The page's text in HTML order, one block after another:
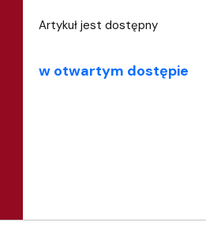
Artykuł jest dostępny
w otwartym dostępie